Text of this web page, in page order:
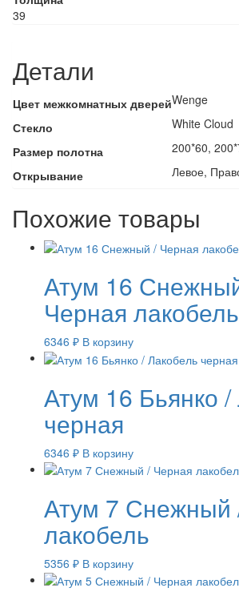
39
Детали
Цвет межкомнатных дверейWenge
Стекло
White Cloud
Размер полотна
200*60,
Открывание
Левое,
Похожие товары
Атум 16
Черная лакобель
6346 ₽ В корзину
Атум 16 Бьянко
черная
6346 ₽ В корзину
Атум 7 Снежный
лакобель
5356 ₽ В корзину